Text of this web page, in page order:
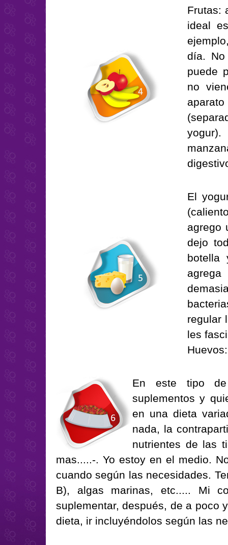
Frutas:
ideal
día.
puede
no
El
agrego
dejo
botella
regular
les
En este tipo
suplementos y
en una dieta
nada, la
nutrientes de las
mas.....-. Yo estoy en el medio.
cuando según las necesidades.
B), algas marinas, etc..... Mi
suplementar, después, de a poco
dieta, ir incluyéndolos según las